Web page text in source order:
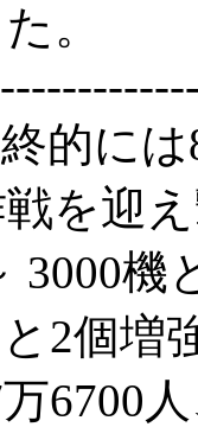
。
的に
を迎
3000
2個増
6700